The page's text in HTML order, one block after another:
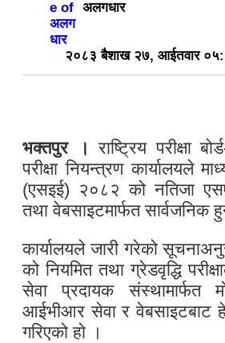
अलगधार
२०८३ बैशाख २७, आईतवार
भक्तपुर । राष्ट्रिय परीक्षा
परीक्षा नियन्त्रण कार्यालयले
(एसइई) २०८२ को नतिजा
तथा वेबसाइटमार्फत सार्वजनिक
कार्यालयले जारी गरेको
को नियमित तथा ग्रेडवृद्धि
सेवा प्रदायक संस्थामार्फत
आईभीआर सेवा र वेबसाइटबाट
गरिएको हो ।